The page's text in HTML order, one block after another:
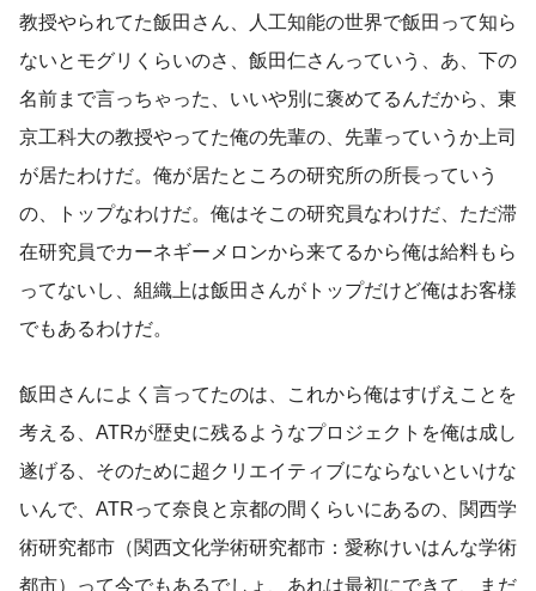
教授やられてた飯田さん、人工知能の世界で飯田って知ら
ないとモグリくらいのさ、飯田仁さんっていう、あ、下の
名前まで言っちゃった、いいや別に褒めてるんだから、東
京工科大の教授やってた俺の先輩の、先輩っていうか上司
が居たわけだ。俺が居たところの研究所の所長っていう
の、トップなわけだ。俺はそこの研究員なわけだ、ただ滞
在研究員でカーネギーメロンから来てるから俺は給料もら
ってないし、組織上は飯田さんがトップだけど俺はお客様
でもあるわけだ。
飯田さんによく言ってたのは、これから俺はすげえことを
考える、ATRが歴史に残るようなプロジェクトを俺は成し
遂げる、そのために超クリエイティブにならないといけな
いんで、ATRって奈良と京都の間くらいにあるの、関西学
術研究都市（関西文化学術研究都市：愛称けいはんな学術
都市）って今でもあるでしょ、あれは最初にできて、まだ